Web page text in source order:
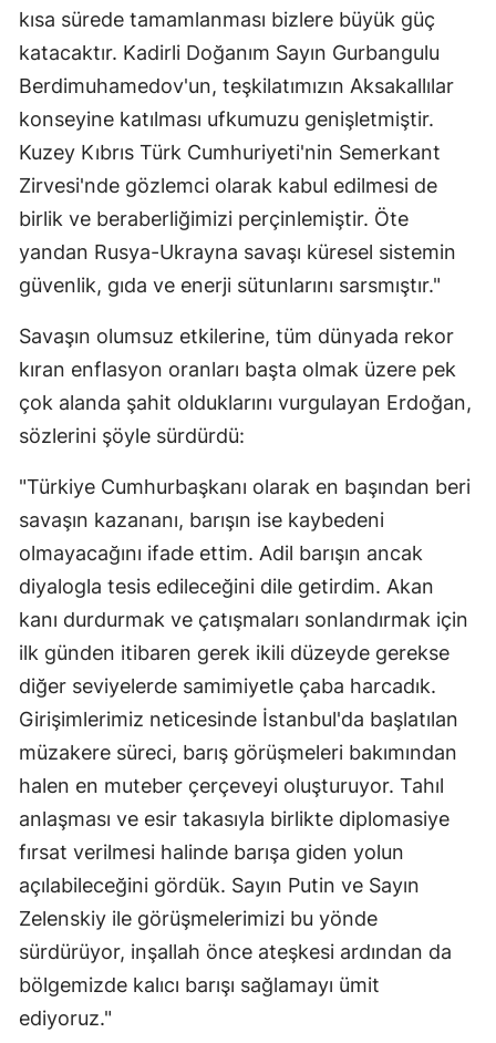
Yozgat
Zonguldak
Aksaray
Bayburt
Karaman
Kırıkkale
Şırnak
Bartın
Iğdır
Karabük
Kilis
Osmaniye
Düzce
kısa sürede tamamlanması bizlere büyük güç
katacaktır. Kadirli Doğanım Sayın Gurbangulu
Berdimuhamedov'un, teşkilatımızın Aksakallılar
konseyine katılması ufkumuzu genişletmiştir.
Kuzey Kıbrıs Türk Cumhuriyeti'nin Semerkant
Zirvesi'nde gözlemci olarak kabul edilmesi de
birlik ve beraberliğimizi perçinlemiştir. Öte
yandan Rusya-Ukrayna savaşı küresel sistemin
güvenlik, gıda ve enerji sütunlarını sarsmıştır."
Savaşın olumsuz etkilerine, tüm dünyada rekor
kıran enflasyon oranları başta olmak üzere pek
çok alanda şahit olduklarını vurgulayan Erdoğan,
sözlerini şöyle sürdürdü:
"Türkiye Cumhurbaşkanı olarak en başından beri
savaşın kazananı, barışın ise kaybedeni
olmayacağını ifade ettim. Adil barışın ancak
diyalogla tesis edileceğini dile getirdim. Akan
kanı durdurmak ve çatışmaları sonlandırmak için
ilk günden itibaren gerek ikili düzeyde gerekse
diğer seviyelerde samimiyetle çaba harcadık.
Girişimlerimiz neticesinde İstanbul'da başlatılan
müzakere süreci, barış görüşmeleri bakımından
halen en muteber çerçeveyi oluşturuyor. Tahıl
anlaşması ve esir takasıyla birlikte diplomasiye
fırsat verilmesi halinde barışa giden yolun
açılabileceğini gördük. Sayın Putin ve Sayın
Zelenskiy ile görüşmelerimizi bu yönde
sürdürüyor, inşallah önce ateşkesi ardından da
bölgemizde kalıcı barışı sağlamayı ümit
ediyoruz."